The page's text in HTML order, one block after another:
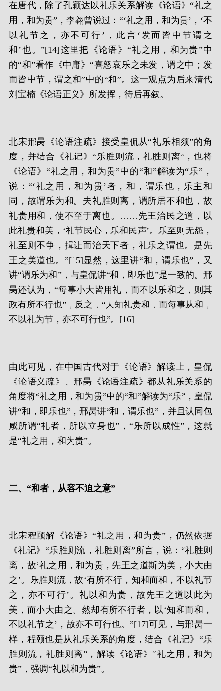
在唐代，除了孔颖达以礼乐关系解读《论语》“礼之
用，和为贵”，李翱曾说过：“‘礼之用，和为贵’，‘不
以礼节之，亦不可行’，此言‘发而皆中节谓之
和’也。”[14]这里把《论语》“礼之用，和为贵”中
的“和”看作《中庸》“喜怒哀乐之未发，谓之中；发
而皆中节，谓之和”中的“和”。这一观点为后来清代
刘宝楠《论语正义》所发挥，待后再叙。
北宋邢昺《论语注疏》接受皇侃从“礼乐相须”的角
度，并结合《礼记》“乐胜则流，礼胜则离”，也将
《论语》“礼之用，和为贵”中的“和”解读为“乐”，
说：“‘礼之用，和为贵’者，和，谓乐也，乐主和
同，故谓乐为和。夫礼胜则离，谓所居不和也，故
礼贵用和，使不至于离也。……先王治民之道，以
此礼贵和美，‘礼节民心，乐和民声’。乐至则无怨，
礼至则不争，揖让而治天下者，礼乐之谓也。是先
王之美道也。”[15]显然，这里讲“和，谓乐也”，又
讲“谓乐为和”，与皇侃讲“和，即乐也”是一致的。邢
昺还认为，“每事小大皆用礼，而不以乐和之，则其
政有所不行也”，反之，“人知礼贵和，而每事从和，
不以礼为节，亦不可行也”。[16]
由此可见，在中国古代对于《论语》解读上，皇侃
《论语义疏》、邢昺《论语注疏》都从礼乐关系的
角度将“礼之用，和为贵”中的“和”解读为“乐”，皇侃
讲“和，即乐也”，邢昺讲“和，谓乐也”，并且认同包
咸所谓“礼者，所以立身也”，“乐所以成性”，这就
是“礼之用，和为贵”。
二、“和者，从容不迫之意”
北宋程颐解《论语》“礼之用，和为贵”，仍然依据
《礼记》“乐胜则流，礼胜则离”所言，说：“礼胜则
离，故‘礼之用，和为贵，先王之道斯为美，小大由
之’。乐胜则流，故‘有所不行，知和而和，不以礼节
之，亦不可行’。礼以和为贵，故先王之道以此为
美，而小大由之。然却有所不行者，以‘知和而和，
不以礼节之’，故亦不可行也。”[17]可见，与邢昺一
样，程颐也是从礼乐关系的角度，结合《礼记》“乐
胜则流，礼胜则离”，解读《论语》“礼之用，和为
贵”，强调“礼以和为贵”。